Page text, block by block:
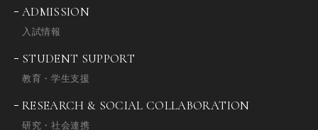
ADMISSION
入試情報
STUDENT SUPPORT
教育・学生支援
RESEARCH & SOCIAL COLLABORATION
研究・社会連携